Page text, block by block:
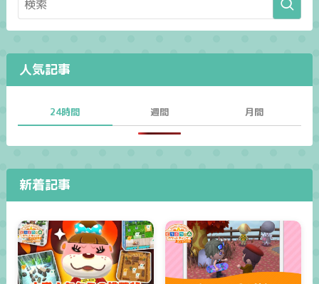
人気記事
24時間 週間 月間
新着記事